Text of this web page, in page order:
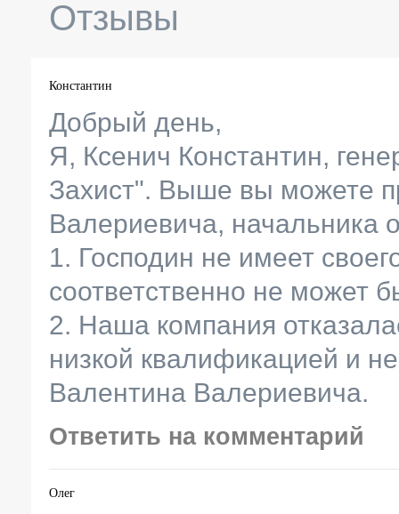
Отзывы
Константин
Добрый день,
Я, Ксенич Константин,
Захист". Выше вы можете
Валериевича, начальника
1. Господин не имеет
соответственно не может
2. Наша компания
низкой квалификацией и
Валентина Валериевича.
Ответить на комментарий
Олег